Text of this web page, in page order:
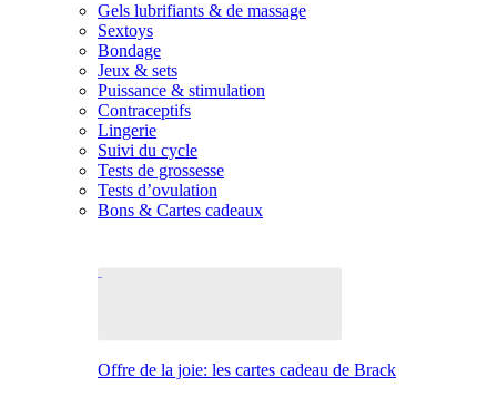
Gels lubrifiants & de massage
Sextoys
Bondage
Jeux & sets
Puissance & stimulation
Contraceptifs
Lingerie
Suivi du cycle
Tests de grossesse
Tests d’ovulation
Bons & Cartes cadeaux
Offre de la joie: les cartes cadeau de Brack